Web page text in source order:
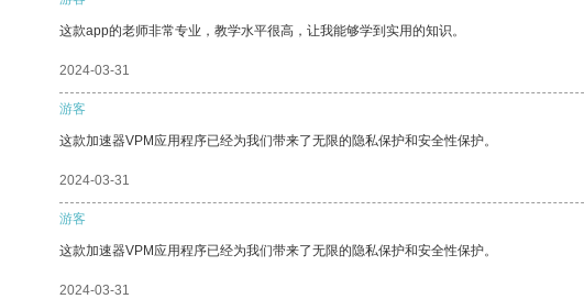
这款app的老师非常专业，教学水平很高，让我能够学到实用的知识。
2024-03-31
游客
这款加速器VPM应用程序已经为我们带来了无限的隐私保护和安全性保护。
2024-03-31
游客
这款加速器VPM应用程序已经为我们带来了无限的隐私保护和安全性保护。
2024-03-31